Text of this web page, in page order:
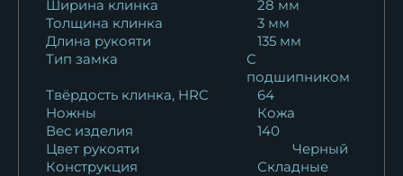
Ширина клинка
28 мм
Толщина клинка
3 мм
Длина рукояти
135 мм
Тип замка
С
подшипником
Твёрдость клинка, HRC
64
Ножны
Кожа
Вес изделия
140
Цвет рукояти
Черный
Конструкция
Складные